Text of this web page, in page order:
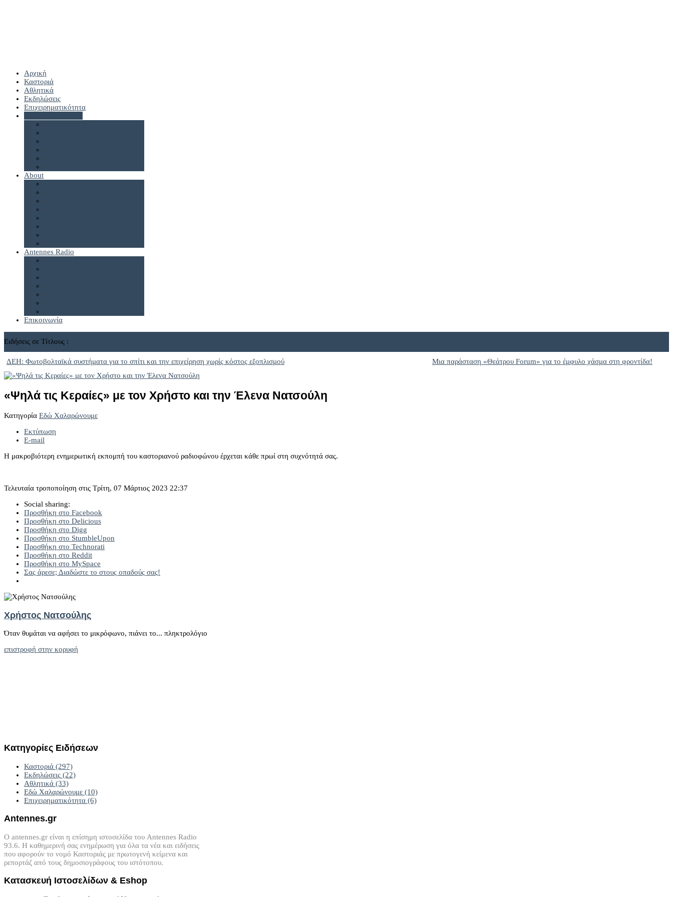
Αρχική
Καστοριά
Αθλητικά
Εκδηλώσεις
Επιχειρηματικότητα
About
Antennes Radio
Επικοινωνία
Ειδήσεις σε Τίτλους :
ΔΕΗ: Φωτοβολταϊκά συστήματα για το σπίτι και την επιχείρηση χωρίς κόστος εξοπλισμού Μια παράσταση «Θεάτρου Forum» για το έμφυλο χάσμα στη φροντίδα!
«Ψηλά τις Κεραίες» με τον Χρήστο και την Έλενα Νατσούλη
Κατηγορία Εδώ Χαλαρώνουμε
Εκτύπωση
E-mail
Η μακροβιότερη ενημερωτική εκπομπή του καστοριανού ραδιοφώνου έρχεται κάθε πρωί στη συχνότητά σας.
Τελευταία τροποποίηση στις Τρίτη, 07 Μάρτιος 2023 22:37
Social sharing:
Προσθήκη στο Facebook
Προσθήκη στο Delicious
Προσθήκη στο Digg
Προσθήκη στο StumbleUpon
Προσθήκη στο Technorati
Προσθήκη στο Reddit
Προσθήκη στο MySpace
Σας άρεσε; Διαδώστε το στους οπαδούς σας!
Χρήστος Νατσούλης
Όταν θυμάται να αφήσει το μικρόφωνο, πιάνει το... πληκτρολόγιο
επιστροφή στην κορυφή
Κατηγορίες Ειδήσεων
Καστοριά (297)
Εκδηλώσεις (22)
Αθλητικά (33)
Εδώ Χαλαρώνουμε (10)
Επιχειρηματικότητα (6)
Antennes.gr
Ο antennes.gr είναι η επίσημη ιστοσελίδα του Antennes Radio
93.6. Η καθημερινή σας ενημέρωση για όλα τα νέα και ειδήσεις
που αφορούν το νομό Καστοριάς με πρωτογενή κείμενα και
ρεπορτάζ από τους δημοσιογράφους του ιστότοπου.
Κατασκευή Ιστοσελίδων & Eshop